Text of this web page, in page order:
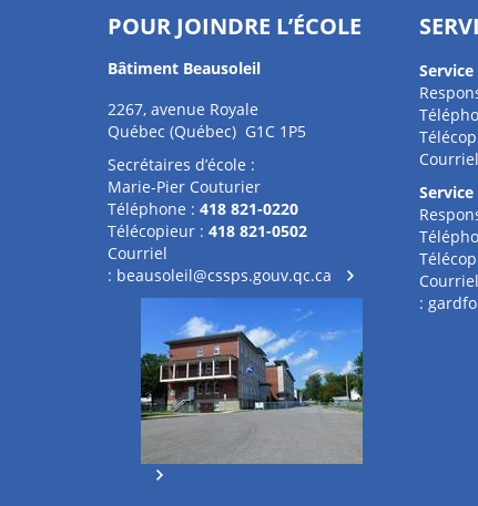
POUR JOINDRE L’ÉCOLE
Bâtiment Beausoleil
2267, avenue Royale
Québec (Québec) G1C 1P5
Secrétaires d’école :
Marie-Pier Couturier
Téléphone : 418 821-0220
Télécopieur : 418 821-0502
Courriel
: beausoleil@cssps.gouv.qc.ca
Courriel
: